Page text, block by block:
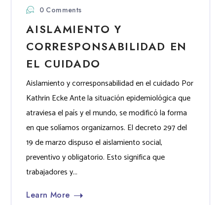
0 Comments
AISLAMIENTO Y
CORRESPONSABILIDAD EN
EL CUIDADO
Aislamiento y corresponsabilidad en el cuidado Por
Kathrin Ecke Ante la situación epidemiológica que
atraviesa el país y el mundo, se modificó la forma
en que solíamos organizarnos. El decreto 297 del
19 de marzo dispuso el aislamiento social,
preventivo y obligatorio. Esto significa que
trabajadores y...
Learn More